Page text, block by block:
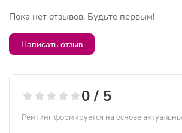
Пока нет отзывов. Будьте первым!
Написать отзыв
0 / 5
Рейтинг формируется на основе